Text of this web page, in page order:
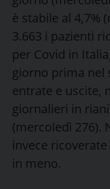
è stabile al 4,7%
3.663 i pazienti
per Covid in
giorno prima nel
entrate e uscite,
giornalieri in
(mercoledì 276).
invece
in meno.